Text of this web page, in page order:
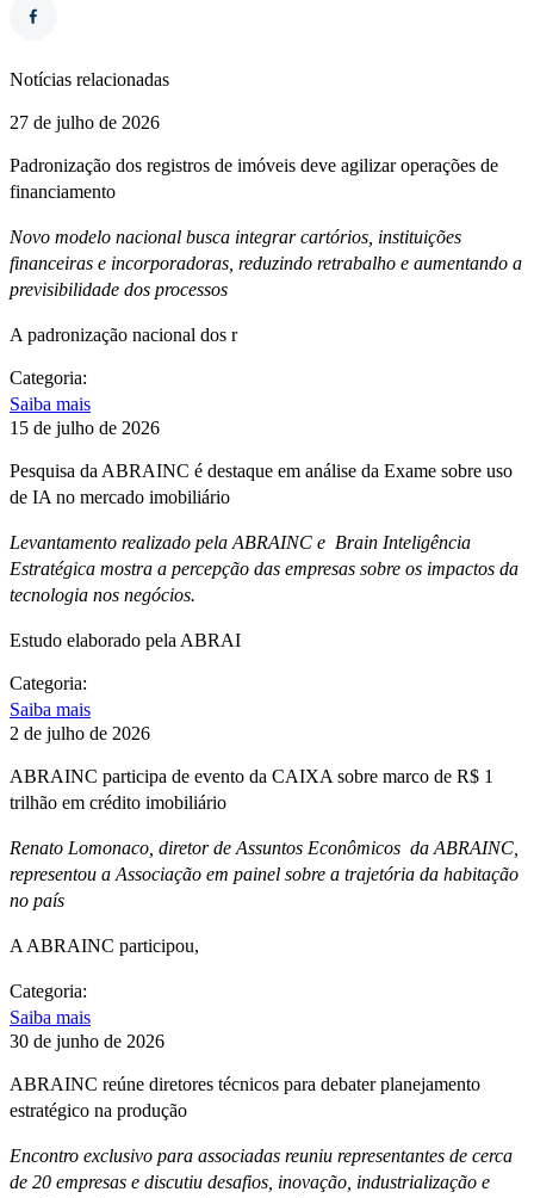
Notícias relacionadas
27 de julho de 2026
Padronização dos registros de imóveis deve agilizar operações de
financiamento
Novo modelo nacional busca integrar cartórios, instituições
financeiras e incorporadoras, reduzindo retrabalho e aumentando a
previsibilidade dos processos
A padronização nacional dos r
Categoria:
Saiba mais
15 de julho de 2026
Pesquisa da ABRAINC é destaque em análise da Exame sobre uso
de IA no mercado imobiliário
Levantamento realizado pela ABRAINC e Brain Inteligência
Estratégica mostra a percepção das empresas sobre os impactos da
tecnologia nos negócios.
Estudo elaborado pela ABRAI
Categoria:
Saiba mais
2 de julho de 2026
ABRAINC participa de evento da CAIXA sobre marco de R$ 1
trilhão em crédito imobiliário
Renato Lomonaco, diretor de Assuntos Econômicos da ABRAINC,
representou a Associação em painel sobre a trajetória da habitação
no país
A ABRAINC participou,
Categoria:
Saiba mais
30 de junho de 2026
ABRAINC reúne diretores técnicos para debater planejamento
estratégico na produção
Encontro exclusivo para associadas reuniu representantes de cerca
de 20 empresas e discutiu desafios, inovação, industrialização e